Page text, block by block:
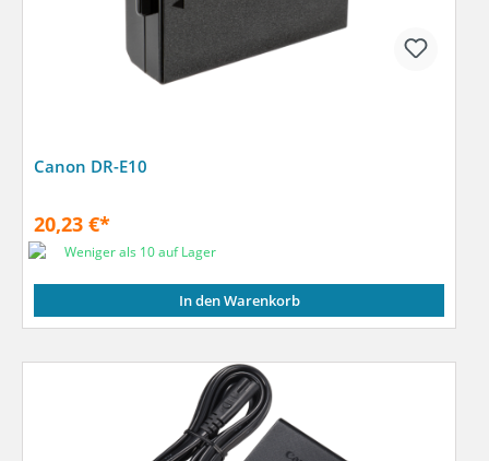
Canon DR-E10
20,23 €*
Weniger als 10 auf Lager
In den Warenkorb